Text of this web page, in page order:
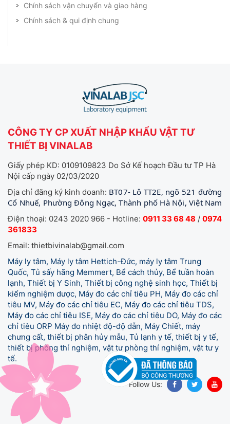
Chính sách vận chuyển và giao hàng
Chính sách & qui định chung
CÔNG TY CP XUẤT NHẬP KHẨU VẬT TƯ
THIẾT BỊ VINALAB
Giấy phép KD: 0109109823 Do Sở Kế hoạch Đầu tư TP Hà
Nội cấp ngày 02/03/2020
Địa chỉ đăng ký kinh doanh: BT07- Lô TT2E, ngõ 521 đường
Cổ Nhuế, Phường Đông Ngạc, Thành phố Hà Nội, Việt Nam
Điện thoại: 0243 2020 966 - Hotline: 0911 33 68 48 / 0974
361833
Email: thietbivinalab@gmail.com
Máy ly tâm, Máy ly tâm Hettich-Đức, máy ly tâm Trung
Quốc, Tủ sấy hãng Memmert, Bể cách thủy, Bể tuần hoàn
lạnh, Thiết bị Y Sinh, Thiết bị công nghệ sinh học, Thiết bị
kiểm nghiệm dược, Máy đo các chỉ tiêu PH, Máy đo các chỉ
tiêu MV, Máy đo các chỉ tiêu EC, Máy đo các chỉ tiêu TDS,
Máy đo các chỉ tiêu ISE, Máy đo các chỉ tiêu DO, Máy đo các
chỉ tiêu ORP Máy đo nhiệt độ-độ dẫn, Máy Chiết, máy
chưng cất, thiết bị phân hủy mẫu, Tủ lạnh y tế, thiết bị y tế,
thiết bị phòng thí nghiệm, vật tư phòng thí nghiệm, vật tư y
tế.
Follow Us: